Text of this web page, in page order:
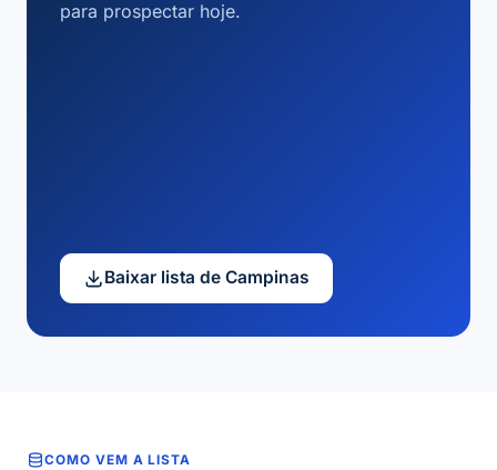
para prospectar hoje.
Baixar lista de Campinas
COMO VEM A LISTA